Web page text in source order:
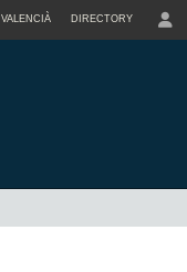
VALENCIÀ DIRECTORY